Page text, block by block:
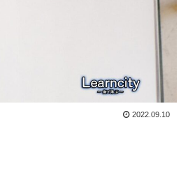
2022.09.10